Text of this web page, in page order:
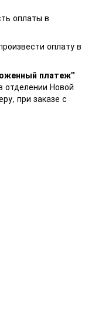
оплаты в
оплату в
платеж"
отделении Новой
при заказе с